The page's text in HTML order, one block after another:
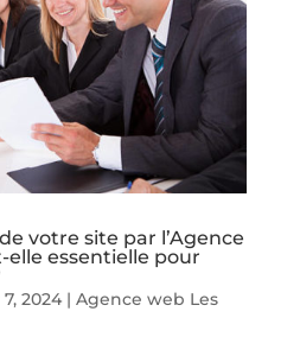
votre site par l’Agence
elle essentielle pour
2024| Agence web Les